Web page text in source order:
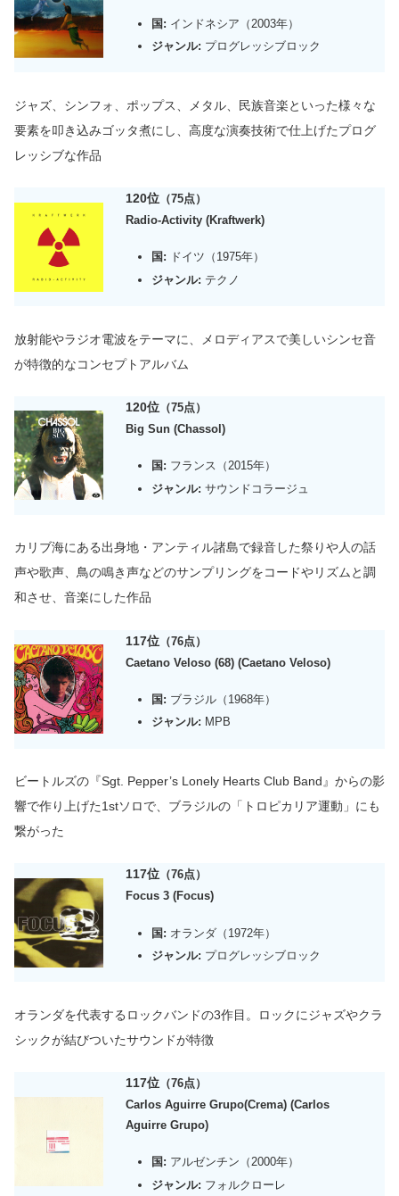
国: インドネシア（2003年）
ジャンル: プログレッシブロック
ジャズ、シンフォ、 ポップス、
メタル、民族音楽といった様々な
要素を叩き込みゴッタ煮にし、高度な演奏技術で仕上げたプログ
レッシブな作品
120位 （75点）
Radio-Activity (Kraftwerk)
国: ドイツ（1975年）
ジャンル: テクノ
放射能やラジオ電波をテーマに、メロディアスで美しいシンセ音
が特徴的なコンセプトアルバム
120位 （75点）
Big Sun (Chassol)
国: フランス（2015年）
ジャンル: サウンドコラージュ
カリブ海にある出身地・ アンティル諸島で録音した祭りや人の話
声や歌声、鳥の鳴き声などのサンプリングをコードやリズムと調
和させ、音楽にした作品
117位 （76点）
Caetano Veloso (68) (Caetano Veloso)
国: ブラジル（1968年）
ジャンル: MPB
ビートルズの『Sgt. Pepper’s Lonely Hearts Club Band』からの影
響で作り上げた1stソロで、ブラジルの「トロピカリア運動」にも
繋がった
117位 （76点）
Focus 3 (Focus)
国: オランダ（1972年）
ジャンル: プログレッシブロック
オランダを代表するロックバンドの3作目 。ロックにジャズやクラ
シックが結びついたサウンドが特徴
117位 （76点）
Carlos Aguirre Grupo(Crema) (Carlos
Aguirre Grupo)
国: アルゼンチン（2000年）
ジャンル: フォルクローレ